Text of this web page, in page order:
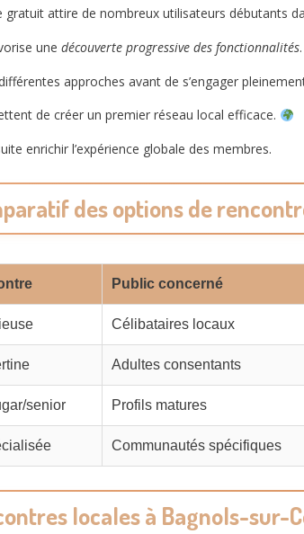
attire de nombreux utilisateurs débutants
une découverte progressive des fonctionnalités.
approches avant de s’engager
de créer un premier réseau local efficace.
enrichir l’expérience globale des membres.
des options de
Public concerné
Célibataires locaux
Adultes consentants
senior Profils matures
Communautés spécifiques
locales à Bagnols-sur-